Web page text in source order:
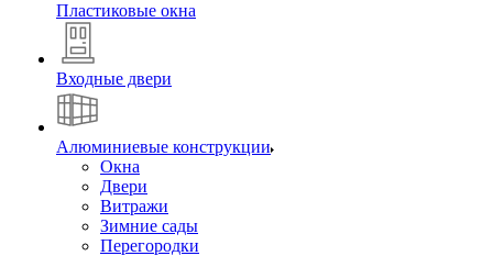
Пластиковые окна
Входные двери
Алюминиевые конструкции
Окна
Двери
Витражи
Зимние сады
Перегородки